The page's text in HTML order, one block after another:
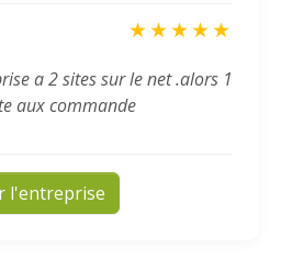
★★★★★
a 2 sites sur le net .alors 1
aux commande
l'entreprise